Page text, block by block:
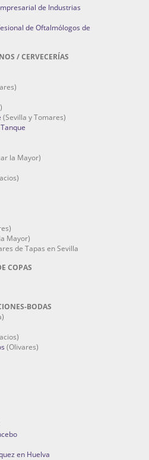
de Industrias
de Oftalmólogos de
/ CERVECERÍAS
(Sevilla y Tomares)
la Mayor)
Mayor)
de Tapas en Sevilla
COPAS
BODAS
(Olivares)
en Huelva